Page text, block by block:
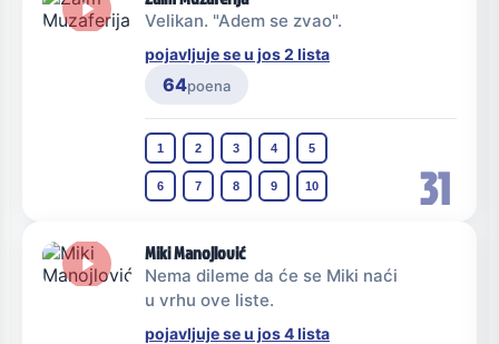
31
Velikan. "Adem se zvao".
pojavljuje se u jos 2 lista
64poena
1 2 3 4 5
6 7 8 9 10
Miki Manojlović
Nema dileme da će se Miki naći
u vrhu ove liste.
pojavljuje se u jos 4 lista